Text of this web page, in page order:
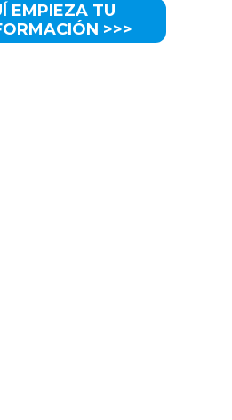
EMPIEZA TU
>>>